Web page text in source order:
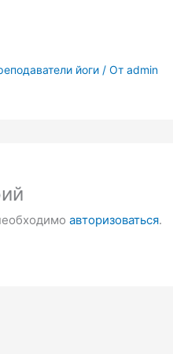
йоги/ От admin
авторизоваться.